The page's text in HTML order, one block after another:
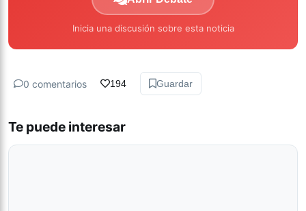
Inicia una discusión sobre esta noticia
0 comentarios 194 Guardar
Te puede interesar